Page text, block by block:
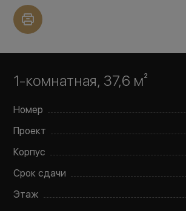
1-комнатная, 37,6 м²
Номер
Проект
Корпус
Срок сдачи
Этаж